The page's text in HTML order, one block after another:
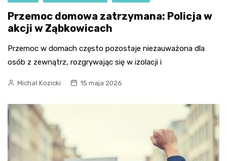
Przemoc domowa zatrzymana: Policja w
akcji w Ząbkowicach
Przemoc w domach często pozostaje niezauważona dla
osób z zewnątrz, rozgrywając się w izolacji i
Michał Kozicki 15 maja 2026